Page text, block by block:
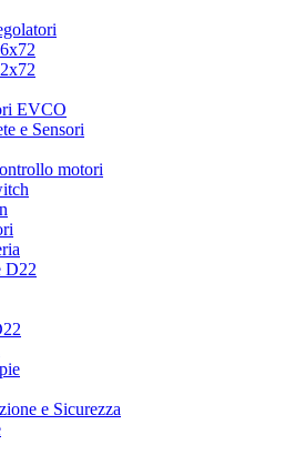
EVCO
e Sensori
motori
D22
e Sicurezza